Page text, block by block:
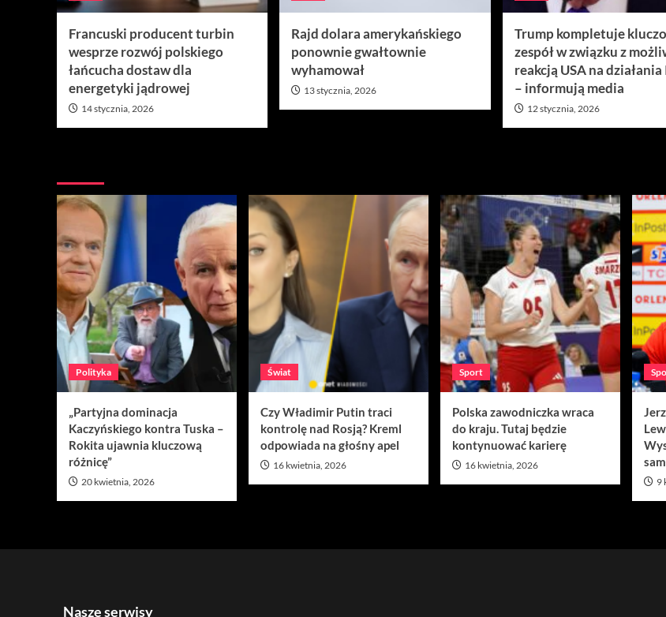
Francuski producent turbin
wesprze rozwój polskiego
łańcucha dostaw dla
energetyki jądrowej
14 stycznia, 2026
Rajd dolara amerykańskiego
ponownie gwałtownie
wyhamował
13 stycznia, 2026
Trump kompletuje
zespół w związku z
reakcją USA na
– informują media
12 stycznia, 2026
Polityka
„Partyjna dominacja
Kaczyńskiego kontra Tuska –
Rokita ujawnia kluczową
różnicę”
20 kwietnia, 2026
Świat
Czy Władimir Putin traci
kontrolę nad Rosją? Kreml
odpowiada na głośny apel
16 kwietnia, 2026
Sport
Polska zawodniczka wraca
do kraju. Tutaj będzie
kontynuować karierę
16 kwietnia, 2026
9
Nasze serwisy